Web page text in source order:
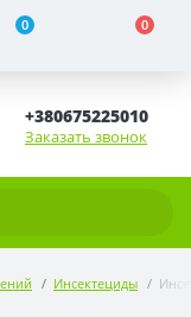
0 0
+380675225010
Заказать звонок
Инсектециды